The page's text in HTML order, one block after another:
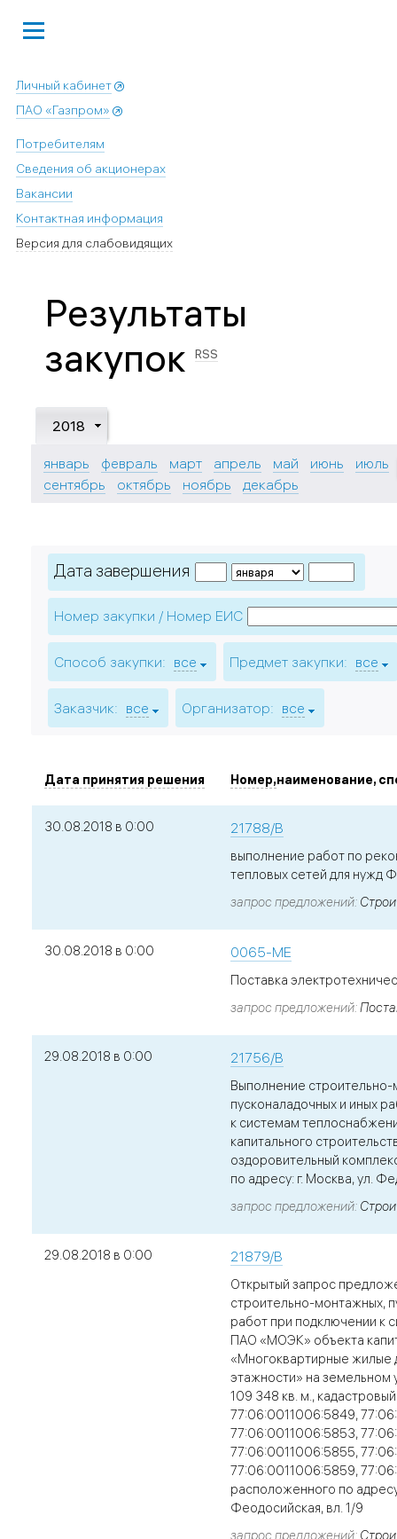
Личный кабинет
ПАО «Газпром»
Потребителям
Сведения об акционерах
Вакансии
Контактная информация
Версия для слабовидящих
Результаты
закупок
RSS
2018
январь февраль март апрель май июнь
июль
сентябрь
октябрь ноябрь декабрь
Дата завершения
Номер закупки / Номер ЕИС
Способ закупки: все Предмет закупки: все
Заказчик: все Организатор: все
Дата принятия решения Номер,наименование,
30.08.2018 в 0:00 21788/В
выполнение работ по
тепловых сетей для
запрос предложений
30.08.2018 в 0:00 0065-МЕ
Поставка
запрос предложений
29.08.2018 в 0:00 21756/В
Выполнение
пусконаладочных и иных
к системам
капитального
оздоровительный
по адресу: г. Москва, ул.
запрос предложений
29.08.2018 в 0:00 21879/В
Открытый запрос
строительно-монтажных,
работ при подключении к
ПАО «МОЭК» объекта
«Многоквартирные
этажности» на земельном
109 348 кв. м.,
77:06:0011006:5849,
77:06:0011006:5853,
77:06:0011006:5855,
77:06:0011006:5859,
расположенного по
Феодосийская, вл. 1/9
запрос предложений